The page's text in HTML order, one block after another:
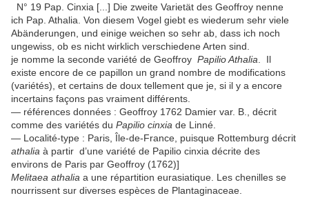
N° 19 Pap. Cinxia [...] Die zweite Varietät des Geoffroy nenne
ich Pap. Athalia. Von diesem Vogel giebt es wiederum sehr viele
Abänderungen, und einige weichen so sehr ab, dass ich noch
ungewiss, ob es nicht wirklich verschiedene Arten sind.
je nomme la seconde variété de Geoffroy Papilio Athalia . Il
existe encore de ce papillon un grand nombre de modifications
(variétés), et certains de doux tellement que je, si il y a encore
incertains façons pas vraiment différents.
— références données : Geoffroy 1762 Damier var. B., décrit
comme des variétés du Papilio cinxia de Linné.
— Localité-type : Paris, Île-de-France, puisque Rottemburg décrit
athalia à partir d’une variété de Papilio cinxia décrite des
environs de Paris par Geoffroy (1762)]
Melitaea athalia a une répartition eurasiatique. Les chenilles se
nourrissent sur diverses espèces de Plantaginaceae.